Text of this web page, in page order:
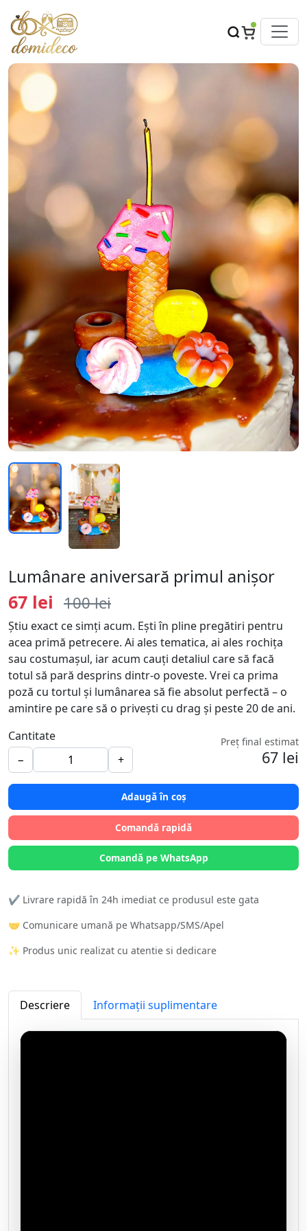
Lumânare aniversară primul anișor
67 lei 100 lei
Știu exact ce simți acum. Ești în pline pregătiri pentru
acea primă petrecere. Ai ales tematica, ai ales rochița
sau costumașul, iar acum cauți detaliul care să facă
totul să pară desprins dintr-o poveste. Vrei ca prima
poză cu tortul și lumânarea să fie absolut perfectă – o
amintire pe care să o privești cu drag și peste 20 de ani.
Cantitate
−
+
Preț final estimat
67 lei
Adaugă în coș
Comandă rapidă
Comandă pe WhatsApp
✔️ Livrare rapidă în 24h imediat ce produsul este gata
🤝 Comunicare umană pe Whatsapp/SMS/Apel
✨ Produs unic realizat cu atentie si dedicare
Descriere Informații suplimentare